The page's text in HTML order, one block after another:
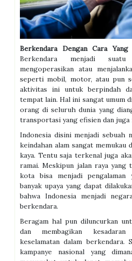
Berkendara Dengan Cara
Berkendara menjadi
mengoperasikan atau
seperti mobil, motor, atau pun
aktivitas ini untuk berpindah
tempat lain. Hal ini sangat umum
orang di seluruh dunia yang
transportasi yang efisien dan juga
Indonesia disini menjadi sebuah
keindahan alam sangat memukau
kaya. Tentu saja terkenal juga
ramai. Meskipun jalan raya yang
kota bisa menjadi pengalaman
banyak upaya yang dapat
bahwa Indonesia menjadi
berkendara.
Beragam hal pun diluncurkan
dan membagikan
keselamatan dalam berkendara.
kampanye nasional yang